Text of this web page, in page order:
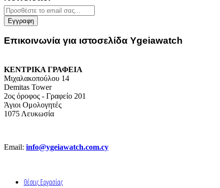
Επικοινωνία για ιστοσελίδα Ygeiawatch
ΚΕΝΤΡΙΚΑ ΓΡΑΦΕΙΑ
Μιχαλακοπούλου 14
Demitas Tower
2ος όροφος - Γραφείο 201
Άγιοι Ομολογητές
1075 Λευκωσία
Email: info@ygeiawatch.com.cy
Θέσεις Εργασίας